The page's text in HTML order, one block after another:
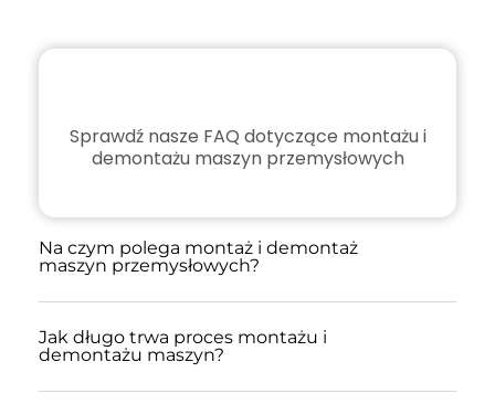
Sprawdź nasze FAQ dotyczące montażu i
demontażu maszyn przemysłowych
Na czym polega montaż i demontaż
maszyn przemysłowych?
Jak długo trwa proces montażu i
demontażu maszyn?